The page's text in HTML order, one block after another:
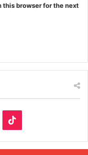
this browser for the next
i